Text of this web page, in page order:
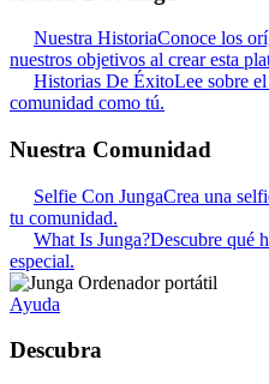
Nuestra HistoriaConoce los
nuestros objetivos al crear esta
Historias De ÉxitoLee sobre
comunidad como tú.
Nuestra Comunidad
Selfie Con JungaCrea una
tu comunidad.
What Is Junga?Descubre qué
especial.
Ayuda
Descubra